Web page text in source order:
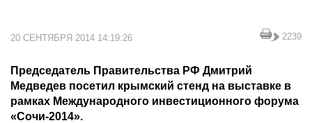
20 СЕНТЯБРЯ 2014 14:19:26 2239
Председатель Правительства РФ Дмитрий
Медведев посетил крымский стенд на выставке в
рамках Международного инвестиционного форума
«Сочи-2014».